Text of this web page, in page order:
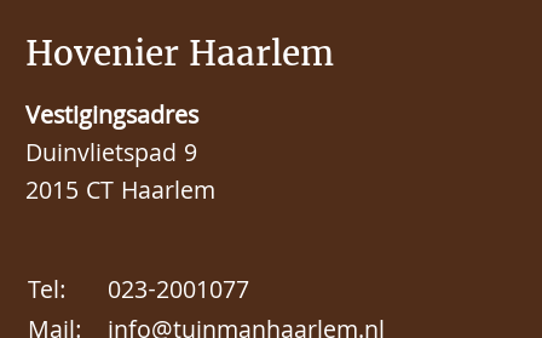
Hovenier Haarlem
Vestigingsadres
Duinvlietspad 9
2015 CT Haarlem
Tel:
023-2001077